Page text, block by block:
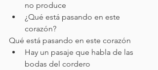
no produce
¿Qué está pasando en este
corazón?
Qué está pasando en este corazón
Hay un pasaje que habla de las
bodas del cordero